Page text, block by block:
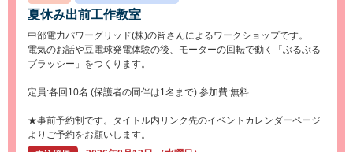
夏休み出前工作教室
中部電力パワーグリッド(株)の皆さんによるワークショップです。
電気のお話や豆電球発電体験の後、モーターの回転で動く「ぶるぶる
ブラッシー」をつくります。
定員:各回10名 (保護者の同伴は1名まで) 参加費:無料
★事前予約制です。タイトル内リンク先のイベントカレンダーページ
よりご予約をお願いします。